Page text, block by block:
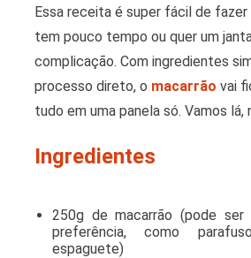
Essa receita é super fácil de fazer
tem pouco tempo ou quer um
complicação. Com ingredientes
processo direto, o macarrão vai
tudo em uma panela só. Vamos
Ingredientes
250g de macarrão (pode
preferência, como
espaguete)